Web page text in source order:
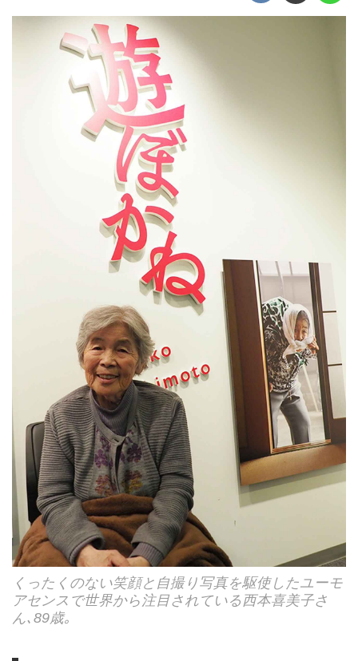
くったくのない笑顔と自撮り写真を駆使したユーモ
アセンスで世界から注目されている西本喜美子さ
ん､89歳｡